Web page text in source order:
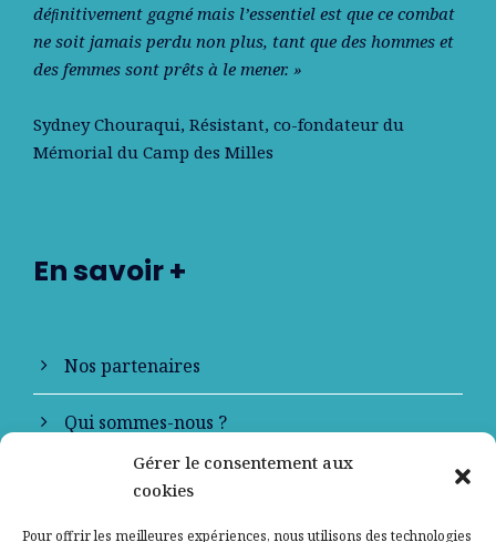
Gérer le consentement aux
cookies
Pour offrir les meilleures expériences, nous utilisons des technologies
déﬁnitivement gagné mais l’essentiel est que ce combat
ne soit jamais perdu non plus, tant que des hommes et
des femmes sont prêts à le mener. »
Sydney Chouraqui, Résistant, co-fondateur du
Mémorial du Camp des Milles
En savoir +
Nos partenaires
Qui sommes-nous ?
Contactez-nous
Mentions légales